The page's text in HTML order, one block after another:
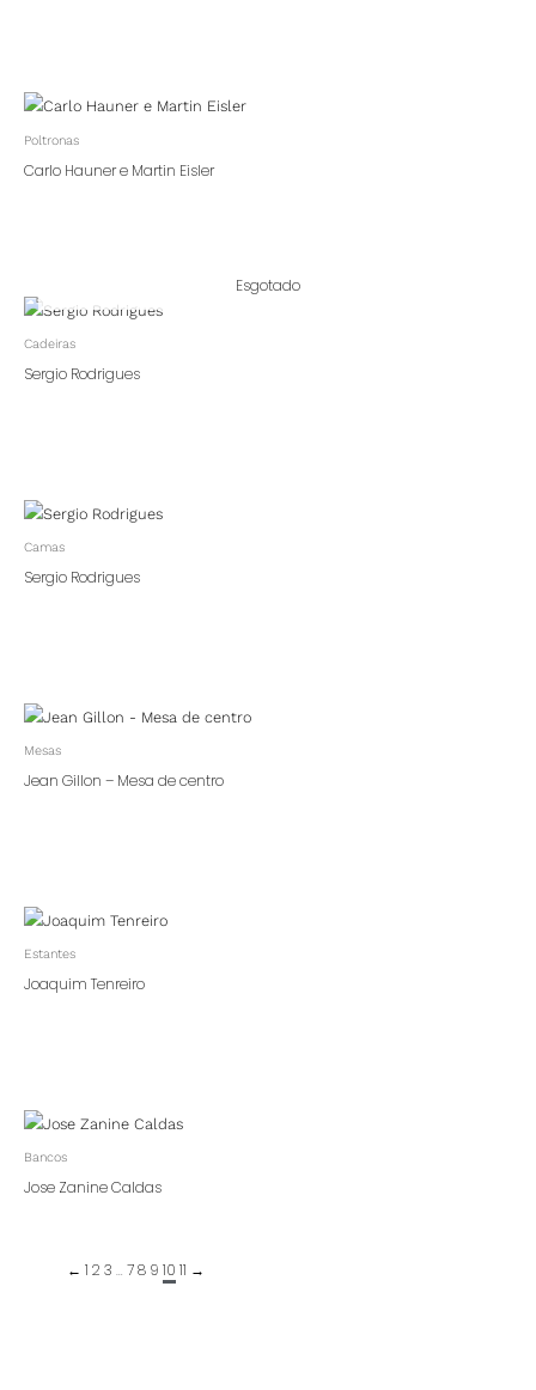
Poltronas
Carlo Hauner e Martin Eisler
Esgotado
Cadeiras
Sergio Rodrigues
Camas
Sergio Rodrigues
Mesas
Jean Gillon – Mesa de centro
Estantes
Joaquim Tenreiro
Bancos
Jose Zanine Caldas
← 1 2 3 … 78 9 10 11 →